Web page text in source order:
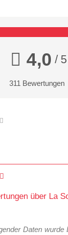
4,0 / 5
311 Bewertungen
über La
Daten wurde